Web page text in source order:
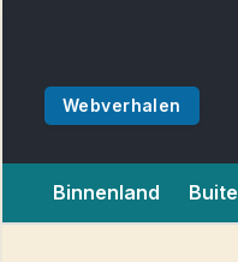
Webverhalen
Binnenland